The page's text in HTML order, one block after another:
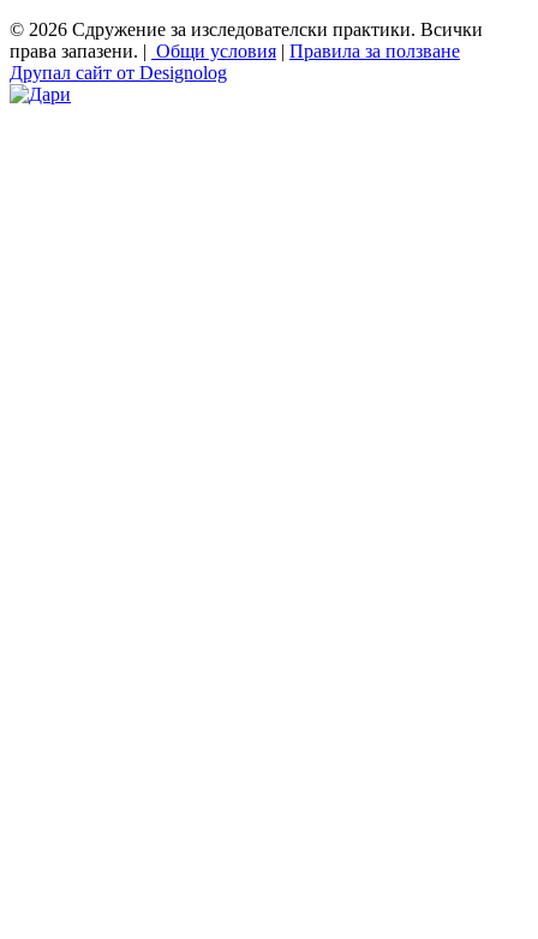
© 2026 Сдружение за изследователски практики. Всички
права запазени. | Общи условия | Правила за ползване
Друпал сайт от Designolog